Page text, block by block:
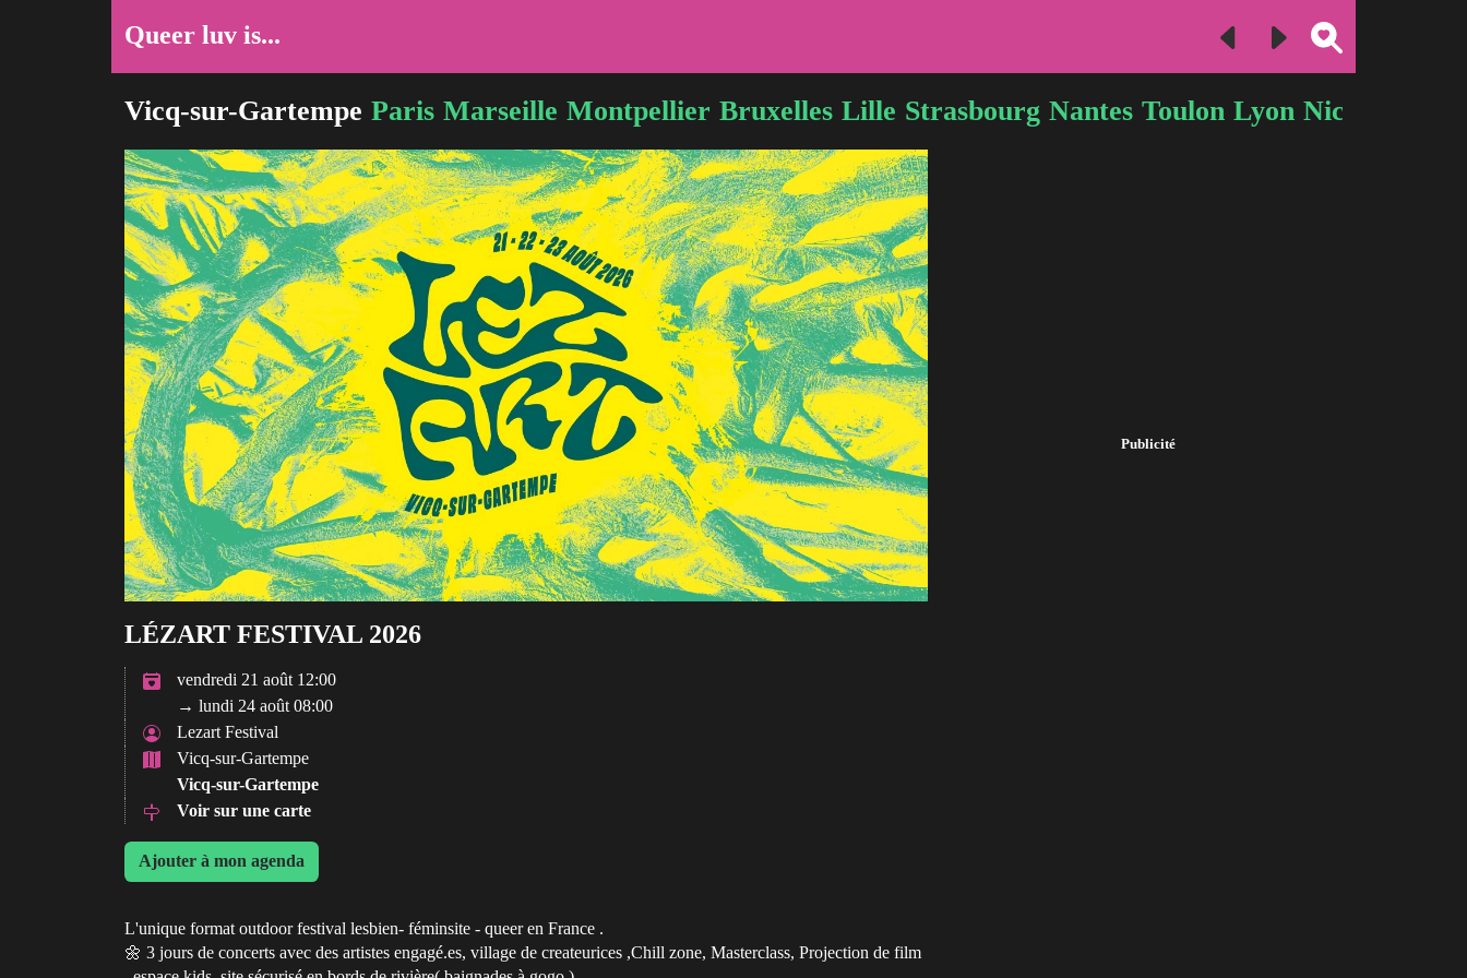
Queer luv is...
Vicq-sur-Gartempe Paris Marseille Montpellier Bruxelles Lille Strasbourg Nantes Toulon Lyon Nice
LÉZART FESTIVAL 2026
vendredi 21 août 12:00
→ lundi 24 août 08:00
Lezart Festival
Vicq-sur-Gartempe
Vicq-sur-Gartempe
Voir sur une carte
Ajouter à mon agenda
L'unique format outdoor festival lesbien- féminsite - queer en France .
🌼 3 jours de concerts avec des artistes engagé.es, village de createurices ,Chill zone, Masterclass, Projection de film
Publicité